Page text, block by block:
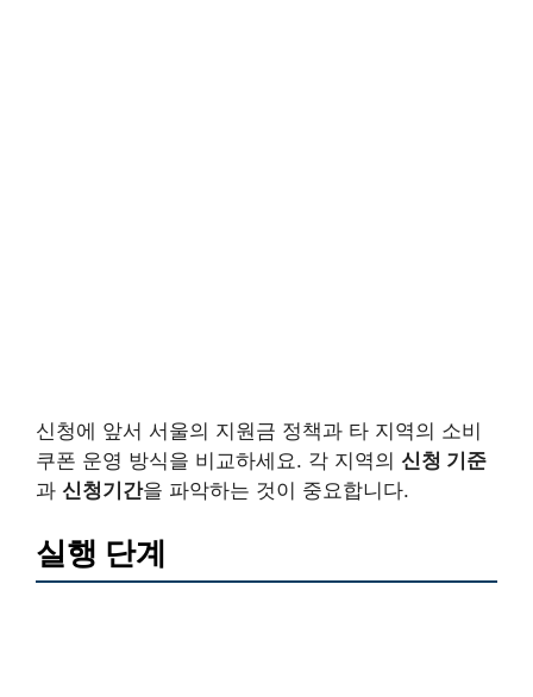
신청에 앞서 서울의 지원금 정책과 타 지역의 소비
쿠폰 운영 방식을 비교하세요. 각 지역의 신청 기준
과 신청기간을 파악하는 것이 중요합니다.
실행 단계